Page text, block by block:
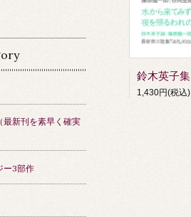
鈴木英子集
1,430円(税込)
最新刊を素早く確実
ー3部作